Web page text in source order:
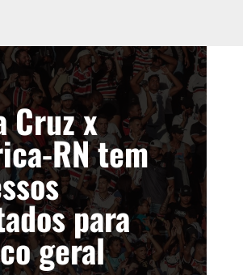
Cruz x
RN tem
para
geral